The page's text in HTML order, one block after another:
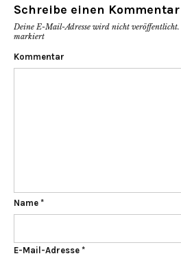
Schreibe einen Kommentar
Deine E-Mail-Adresse wird nicht veröffentlicht.
markiert
Kommentar
Name *
E-Mail-Adresse *